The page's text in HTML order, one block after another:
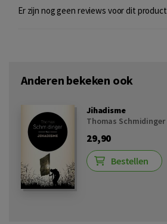
Er zijn nog geen reviews voor dit product
Anderen bekeken ook
Jihadisme
Thomas Schmidinger
29,90
Bestellen